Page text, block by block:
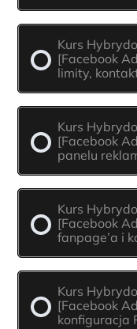
Kurs
[Facebook
limity,
Kurs
[Facebook
panelu
Kurs
[Facebook
fanpage’a i
Kurs
[Facebook
konfiguracja